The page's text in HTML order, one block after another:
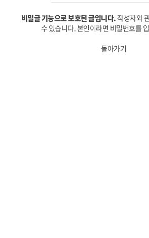
비밀글 기능으로 보호된 글입니다. 작성자와
수 있습니다. 본인이라면 비밀번호를
돌아가기